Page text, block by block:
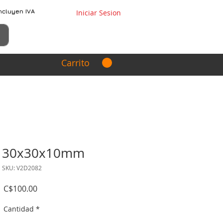
IVA Iniciar Sesion
Carrito
30x30x10mm
SKU: V2D2082
C$100.00Precio
Cantidad *